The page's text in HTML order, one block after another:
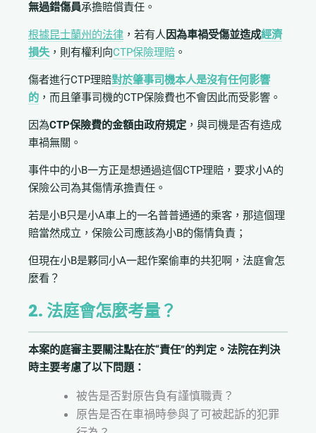
無過錯傷員承擔賠償責任。
根據昆士蘭州的法律 ，若有人因為車禍受傷並造成經濟
損失 ，則有權利向CTP保險理賠 。
傷者進行CTP理賠對於肇事司機本人是沒有任何影響
的 ，而且肇事司機的CTP保險費也不會因此而受影響。
因為CTP保險費的金額由政府規定 ，與司機是否有造成
車禍無關。
事件中的小B一方正是想通過這個CTP理賠，要求小A的
保險公司為其傷情承擔責任。
若是小B只是小A車上的一名普普通通的乘客，那這個理
賠當然成立，保險公司應該為小B的傷情負責；
但現在小B是夥同小A一起作案偷車的共犯啊，法庭會怎
麼看？
2. 法庭會怎麼考量？
本案的庭審主要關注點在於“責任”的判定。法院在判決
時主要考慮了以下問題：
被告是否對原告負有謹慎職責？
原告是否在車禍時參與了可被起訴的犯罪